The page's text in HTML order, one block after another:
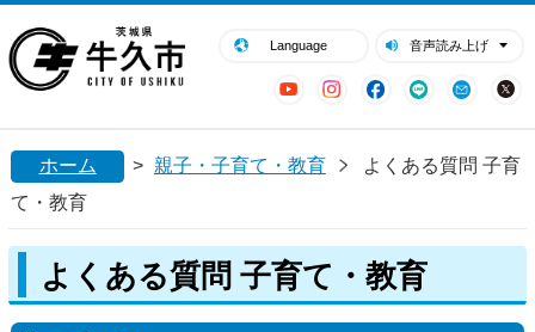
Language 音声読み上げ
YouTubeInstagram
Facebook
LINE Mail
閉じる
ホーム > 親子・子育て・教育
よくある質問 子育
て・教育
よくある質問 子育て・教育